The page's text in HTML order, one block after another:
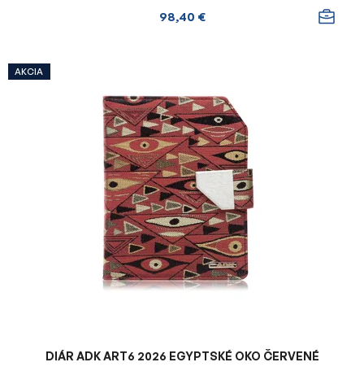
98,40 €
AKCIA
DIÁR ADK ART6 2026 EGYPTSKÉ OKO ČERVENÉ